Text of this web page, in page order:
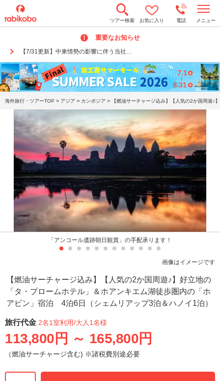
ツアー検索 お気に入り 電話 メニュー
重要なお知らせ
【7/31更新】中東情勢の影響に伴う当社…
o
n
a
v
i
g
a
t
i
n
海外旅行・ツアーTOP > アジア > カンボジア > 【燃油サーチャージ込み】【人気の2か国周遊
「アンコール遺跡朝日観賞」の手配承ります！
画像はイメージです
【燃油サーチャージ込み】【人気の2か国周遊♪】好立地の
「タ・プロームホテル」＆ホアンキエム湖徒歩圏内の「ホ
アビン」宿泊 4泊6日（シェムリアップ3泊＆ハノイ1泊）
旅行代金 2名1室利用/大人1名様
113,800円 ～ 165,800円
（燃油サーチャージ含む) ※諸税費別途必要